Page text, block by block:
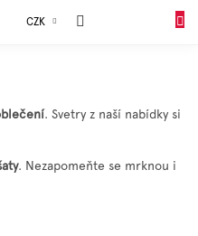
CZK
. Svetry z naší nabídky si
. Nezapomeňte se mrknou i